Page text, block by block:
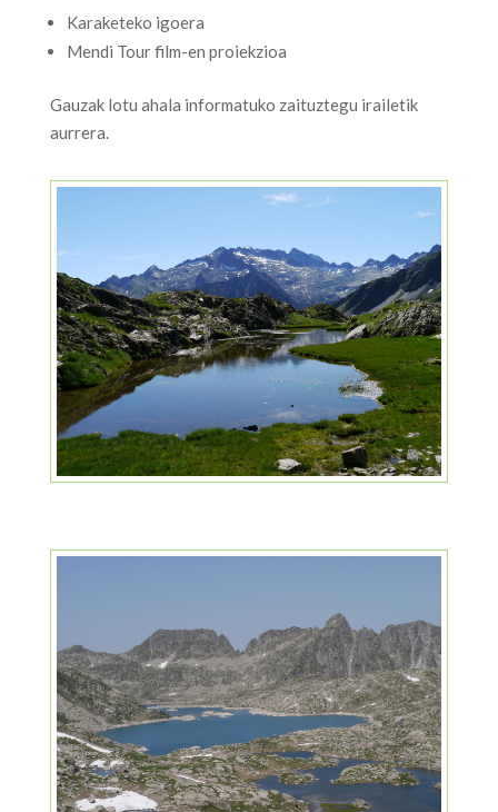
Karaketeko igoera
Mendi Tour film-en proiekzioa
Gauzak lotu ahala informatuko zaituztegu irailetik
aurrera.